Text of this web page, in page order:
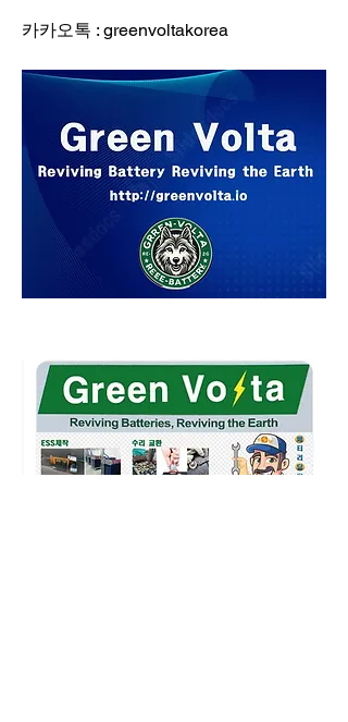
카카오톡 : greenvoltakorea